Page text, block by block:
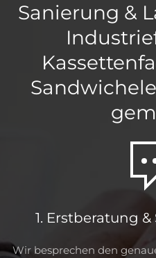
Sanierung &
1. Erstberatung
Wir besprechen den